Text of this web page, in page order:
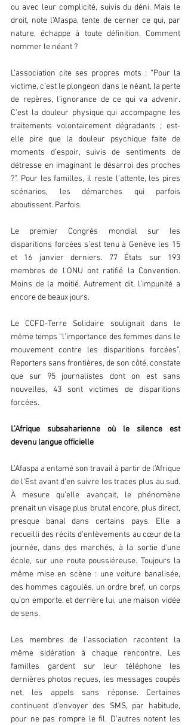
ou avec leur complicité, suivis du déni. Mais le
droit, note l’Afaspa, tente de cerner ce qui, par
nature, échappe à toute définition. Comment
nommer le néant ?
L’association cite ses propres mots : “Pour la
victime, c’est le plongeon dans le néant, la perte
de repères, l’ignorance de ce qui va advenir.
C’est la douleur physique qui accompagne les
traitements volontairement dégradants ; est-
elle pire que la douleur psychique faite de
moments d’espoir, suivis de sentiments de
détresse en imaginant le désarroi des proches
?”. Pour les familles, il reste l’attente, les pires
scénarios, les démarches qui parfois
aboutissent. Parfois.
Le premier Congrès mondial sur les
disparitions forcées s’est tenu à Genève les 15
et 16 janvier derniers. 77 États sur 193
membres de l’ONU ont ratifié la Convention.
Moins de la moitié. Autrement dit, l’impunité a
encore de beaux jours.
Le CCFD-Terre Solidaire soulignait dans le
même temps “l’importance des femmes dans le
mouvement contre les disparitions forcées”.
Reporters sans frontières, de son côté, constate
que sur 95 journalistes dont on est sans
nouvelles, 43 sont victimes de disparitions
forcées.
L’Afrique subsaharienne où le silence est
devenu langue officielle
L’Afaspa a entamé son travail à partir de l’Afrique
de l’Est avant d’en suivre les traces plus au sud.
À mesure qu’elle avançait, le phénomène
prenait un visage plus brutal encore, plus direct,
presque banal dans certains pays. Elle a
recueilli des récits d’enlèvements au cœur de la
journée, dans des marchés, à la sortie d’une
école, sur une route poussiéreuse. Toujours la
même mise en scène : une voiture banalisée,
des hommes cagoulés, un ordre bref, un corps
qu’on emporte, et derrière lui, une maison vidée
de sens.
Les membres de l’association racontent la
même sidération à chaque rencontre. Les
familles gardent sur leur téléphone les
dernières photos reçues, les messages coupés
net, les appels sans réponse. Certaines
continuent d’envoyer des SMS, par habitude,
pour ne pas rompre le fil. D’autres notent les